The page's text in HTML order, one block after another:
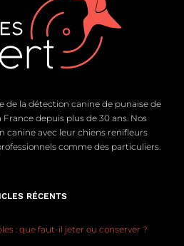
de la détection canine de punaise de
depuis plus de 30 ans. Nos
canine avec leur chiens renifleurs
comme des particuliers.
RÉCENTS
: que faut-il jeter ou conserver ?